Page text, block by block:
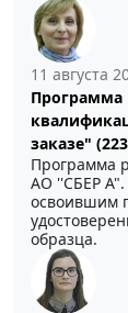
11 августа
заказе"
Программа
АО ''СБЕР
освоившим
образца.